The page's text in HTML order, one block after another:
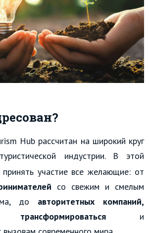
Hub рассчитан на широкий круг
индустрии.
В этой
принять участие все желающие: от
со свежим и смелым
до авторитетных компаний,
и